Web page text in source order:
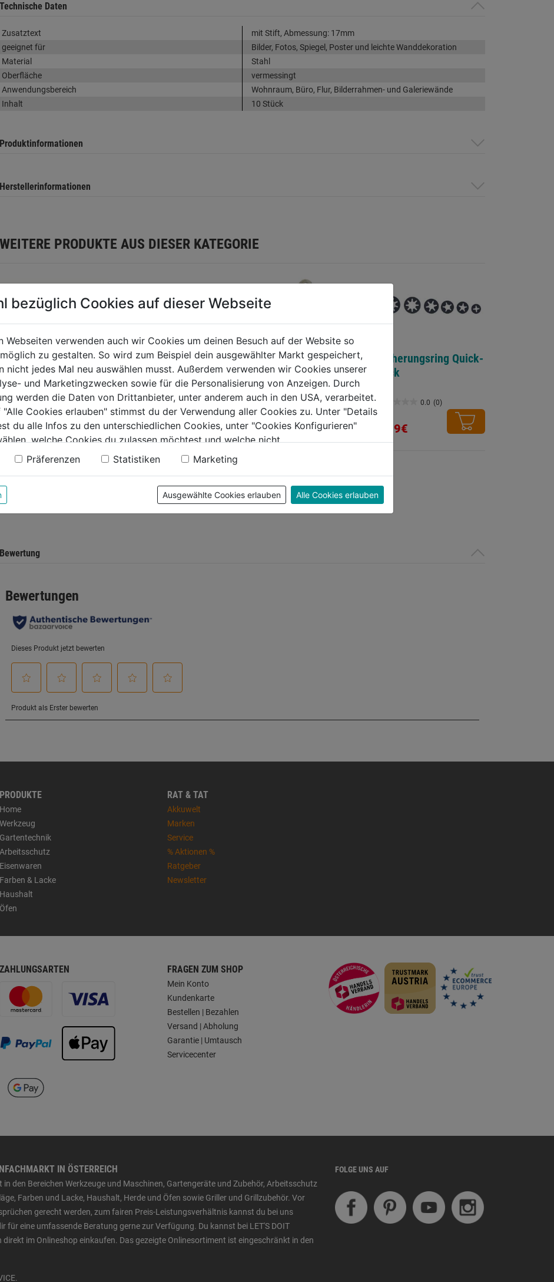
Technische Daten
Zusatztext
mit Stift, Abmessung: 17mm
geeignet für
Bilder, Fotos, Spiegel, Poster und leichte Wanddekoration
Material
Stahl
Oberfläche
vermessingt
Anwendungsbereich
Wohnraum, Büro, Flur, Bilderrahmen- und Galeriewände
Inhalt
10 Stück
Produktinformationen
Herstellerinformationen
WEITERE PRODUKTE AUS DIESER KATEGORIE
Vitragenhaken
verz.25mm
DM:2,1mm/20Stk.
0.0 (0)
von
5
Sternen.
4,59€
SB Wandhaken
(0)
0.0
von
Bettplättchen verzinkt
0.0 (0)
0.0
von
5
4,59€
Sicherungsring Quick-
Lock
0.0 (0)
4,59€
Bewertung
PRODUKTE
Home
Werkzeug
Gartentechnik
Arbeitsschutz
Eisenwaren
Farben & Lacke
Haushalt
Öfen
RAT & TAT
Akkuwelt
Marken
Service
% Aktionen %
Ratgeber
Newsletter
ZAHLUNGSARTEN FRAGEN ZUM SHOP
Mein Konto
Kundenkarte
Bestellen | Bezahlen
Versand | Abholung
Garantie | Umtausch
Servicecenter
IN ÖSTERREICH
in den Bereichen Werkzeuge und Maschinen, Gartengeräte und Zubehör, Arbeitsschutz
Farben und Lacke, Haushalt, Herde und Öfen sowie Griller und Grillzubehör. Vor
gerecht werden, zum fairen Preis-Leistungsverhältnis kannst du bei uns
für eine umfassende Beratung gerne zur Verfügung. Du kannst bei LET'S DOIT
im Onlineshop einkaufen. Das gezeigte Onlinesortiment ist eingeschränkt in den
FOLGE UNS AUF
bezüglich Cookies auf dieser Webseite
Webseiten verwenden auch wir Cookies um deinen Besuch auf der Website so
zu gestalten. So wird zum Beispiel dein ausgewählter Markt gespeichert,
nicht jedes Mal neu auswählen musst. Außerdem verwenden wir Cookies unserer
und Marketingzwecken sowie für die Personalisierung von Anzeigen. Durch
werden die Daten von Drittanbieter, unter anderem auch in den USA, verarbeitet.
"Alle Cookies erlauben" stimmst du der Verwendung aller Cookies zu. Unter "Details
du alle Infos zu den unterschiedlichen Cookies, unter "Cookies Konfigurieren"
welche Cookies du zulassen möchtest und welche nicht.
findest du in unserer Datenschutzerklärung
Präferenzen Statistiken Marketing
Ausgewählte Cookies erlauben Alle Cookies erlauben